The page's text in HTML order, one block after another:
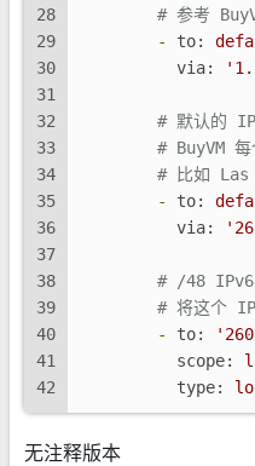
28
29
30
31
32
33
34
35
36
37
38
39
40
41
42
# 参考
-
to:
via:
# 默认的
# BuyVM
# 比如 Las
-
to:
via:
# /48 IPv6
# 将这个
-
to:
scope:
type:
无注释版本